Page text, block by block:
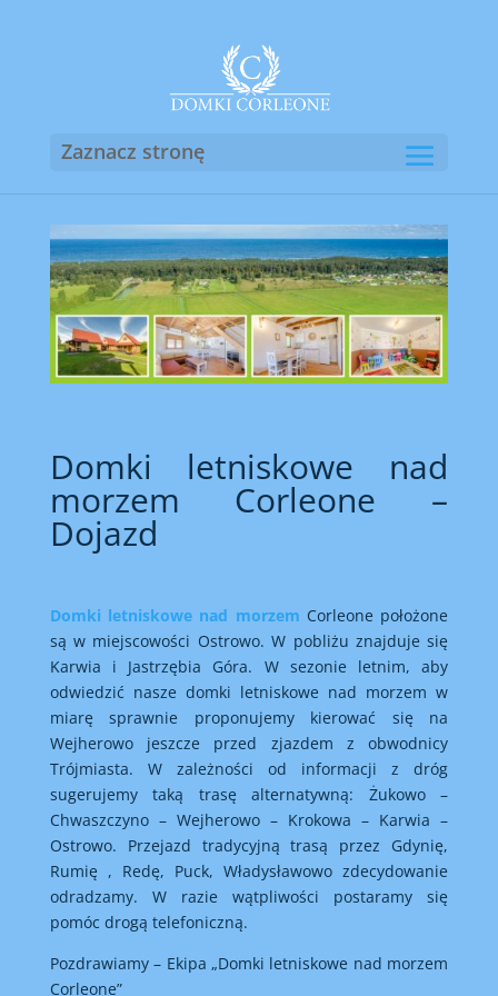
Zaznacz stronę
Domki letniskowe nad
morzem Corleone –
Dojazd
Domki letniskowe nad morzem Corleone położone
są w miejscowości Ostrowo. W pobliżu znajduje się
Karwia i Jastrzębia Góra. W sezonie letnim, aby
odwiedzić nasze domki letniskowe nad morzem w
miarę sprawnie proponujemy kierować się na
Wejherowo jeszcze przed zjazdem z obwodnicy
Trójmiasta. W zależności od informacji z dróg
sugerujemy taką trasę alternatywną: Żukowo –
Chwaszczyno – Wejherowo – Krokowa – Karwia –
Ostrowo. Przejazd tradycyjną trasą przez Gdynię,
Rumię , Redę, Puck, Władysławowo zdecydowanie
odradzamy. W razie wątpliwości postaramy się
pomóc drogą telefoniczną.
Pozdrawiamy – Ekipa „Domki letniskowe nad morzem
Corleone”